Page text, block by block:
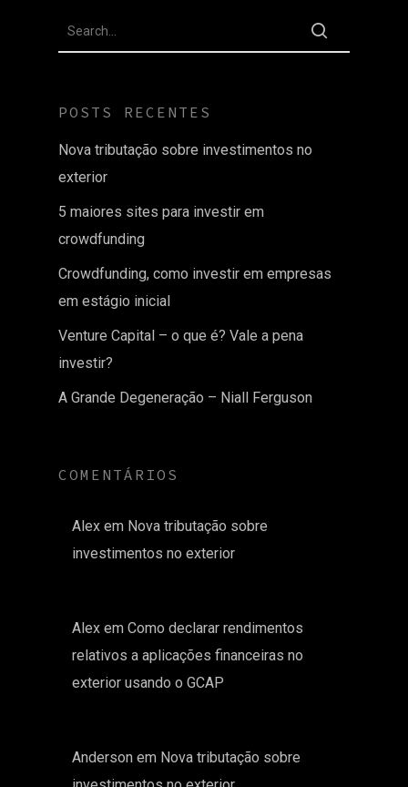
POSTS RECENTES
Nova tributação sobre investimentos no
exterior
5 maiores sites para investir em
crowdfunding
Crowdfunding, como investir em empresas
em estágio inicial
Venture Capital – o que é? Vale a pena
investir?
A Grande Degeneração – Niall Ferguson
COMENTÁRIOS
Alex em Nova tributação sobre
investimentos no exterior
Alex em Como declarar rendimentos
relativos a aplicações financeiras no
exterior usando o GCAP
Anderson em Nova tributação sobre